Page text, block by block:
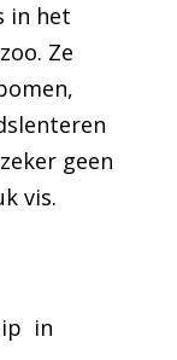
in het
Ze
geen
vis.
in